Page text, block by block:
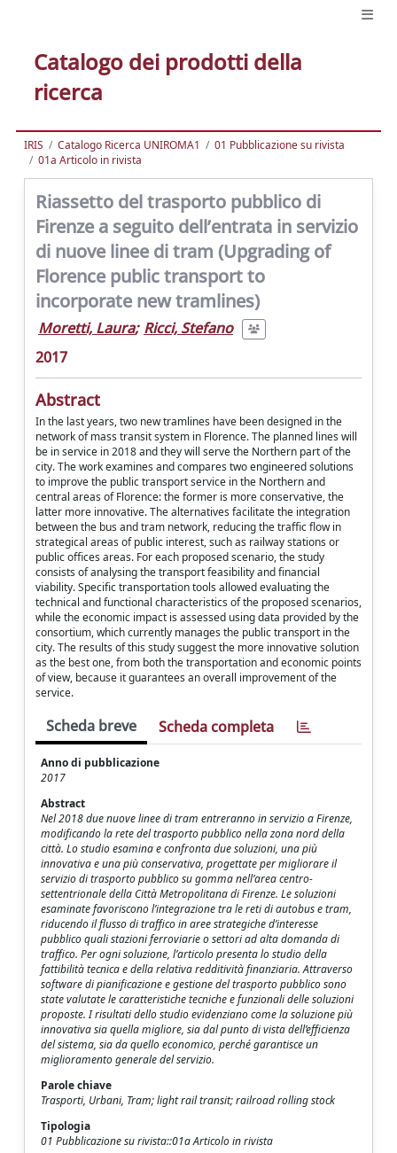
Catalogo dei prodotti della
ricerca
IRIS Catalogo Ricerca UNIROMA1
01 Pubblicazione su rivista
01a Articolo in rivista
Riassetto del trasporto pubblico di
Firenze a seguito dell’entrata in servizio
di nuove linee di tram (Upgrading of
Florence public transport to
incorporate new tramlines)
Moretti, Laura; Ricci, Stefano
2017
Abstract
In the last years, two new tramlines have been designed in the
network of mass transit system in Florence. The planned lines will
be in service in 2018 and they will serve the Northern part of the
city. The work examines and compares two engineered solutions
to improve the public transport service in the Northern and
central areas of Florence: the former is more conservative, the
latter more innovative. The alternatives facilitate the integration
between the bus and tram network, reducing the traffic flow in
strategical areas of public interest, such as railway stations or
public offices areas. For each proposed scenario, the study
consists of analysing the transport feasibility and financial
viability. Specific transportation tools allowed evaluating the
technical and functional characteristics of the proposed scenarios,
while the economic impact is assessed using data provided by the
consortium, which currently manages the public transport in the
city. The results of this study suggest the more innovative solution
as the best one, from both the transportation and economic points
of view, because it guarantees an overall improvement of the
service.
Scheda breve Scheda completa
Anno di pubblicazione
2017
Abstract
Nel 2018 due nuove linee di tram entreranno in servizio a Firenze,
modificando la rete del trasporto pubblico nella zona nord della
città. Lo studio esamina e confronta due soluzioni, una più
innovativa e una più conservativa, progettate per migliorare il
servizio di trasporto pubblico su gomma nell’area centro-
settentrionale della Città Metropolitana di Firenze. Le soluzioni
esaminate favoriscono l’integrazione tra le reti di autobus e tram,
riducendo il flusso di traffico in aree strategiche d’interesse
pubblico quali stazioni ferroviarie o settori ad alta domanda di
traffico. Per ogni soluzione, l’articolo presenta lo studio della
fattibilità tecnica e della relativa redditività finanziaria. Attraverso
software di pianificazione e gestione del trasporto pubblico sono
state valutate le caratteristiche tecniche e funzionali delle soluzioni
proposte. I risultati dello studio evidenziano come la soluzione più
innovativa sia quella migliore, sia dal punto di vista dell’efficienza
del sistema, sia da quello economico, perché garantisce un
miglioramento generale del servizio.
Parole chiave
Trasporti, Urbani, Tram; light rail transit; railroad rolling stock
Tipologia
01 Pubblicazione su rivista::01a Articolo in rivista